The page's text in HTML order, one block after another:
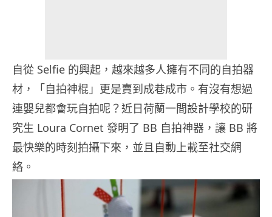
自從 Selfie 的興起，越來越多人擁有不同的自拍器
材，「自拍神棍」更是賣到成巷成市。有沒有想過
連嬰兒都會玩自拍呢？近日荷蘭一間設計學校的研
究生 Loura Cornet 發明了 BB 自拍神器，讓 BB 將
最快樂的時刻拍攝下來，並且自動上載至社交網
絡。